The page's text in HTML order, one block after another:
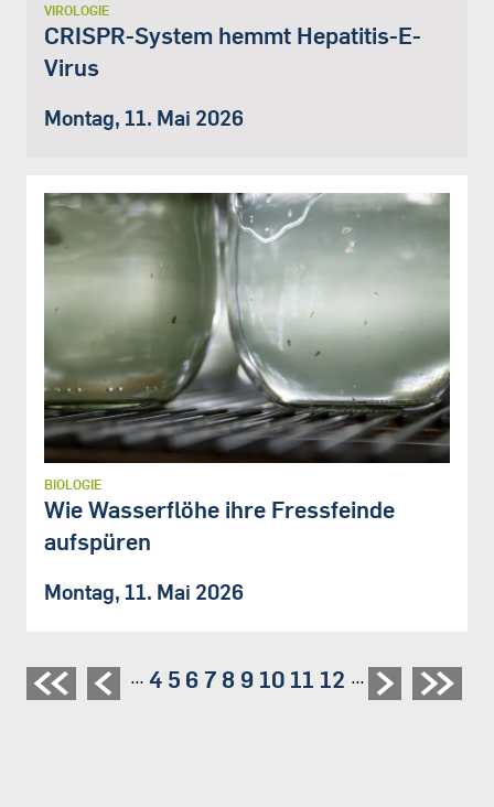
VIROLOGIE
CRISPR-System hemmt Hepatitis-E-
Virus
Montag, 11. Mai 2026
BIOLOGIE
Wie Wasserflöhe ihre Fressfeinde
aufspüren
Montag, 11. Mai 2026
Seitennummerierung
… Seite
4 Seite
5 Seite
6 Seite
7 Seite
8 Seite
9 Seite
10 Seite
11 Seite
12 …